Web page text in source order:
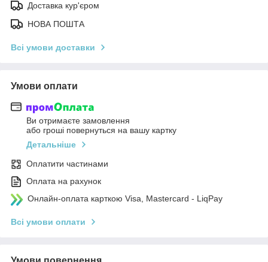
Доставка кур'єром
НОВА ПОШТА
Всі умови доставки
Умови оплати
Ви отримаєте замовлення
або гроші повернуться на вашу картку
Детальніше
Оплатити частинами
Оплата на рахунок
Онлайн-оплата карткою Visa, Mastercard - LiqPay
Всі умови оплати